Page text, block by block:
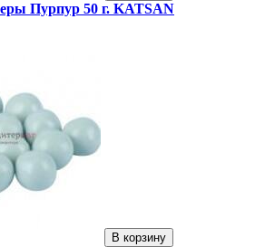
Пурпур 50 г. KATSAN
В корзину